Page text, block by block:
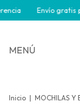
Envío gratis
MENÚ
Inicio | MOCHILAS Y